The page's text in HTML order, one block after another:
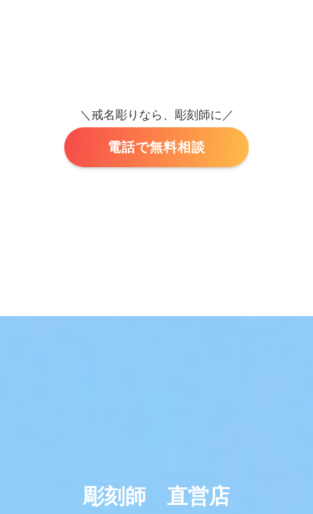
＼戒名彫りなら、彫刻師に／
電話で無料相談
彫刻師 直営店